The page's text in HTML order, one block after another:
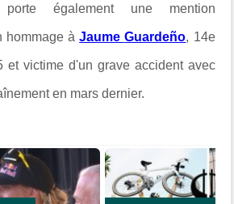
également une mention
hommage àJaumeGuardeño, 14e
et victime d'un grave accident avec
en mars dernier.